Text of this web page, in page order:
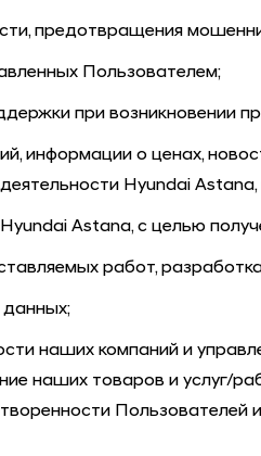
предотвращения
Пользователем;
при возникновении
информации о ценах,
Hyundai Astana
Hyundai Astana, с целью
работ,
данных;
наших компаний и
наших товаров и услуг/
Пользователей